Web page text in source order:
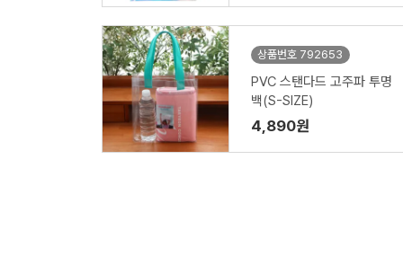
상품번호 792653
PVC 스탠다드 고주파 투명
백(S-SIZE)
4,890원